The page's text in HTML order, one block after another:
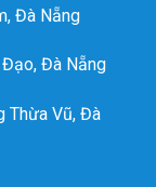
Đà Nẵng
Đạo, Đà Nẵng
Thừa Vũ, Đà